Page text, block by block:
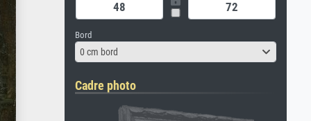
Bord
0 cm bord
Cadre photo